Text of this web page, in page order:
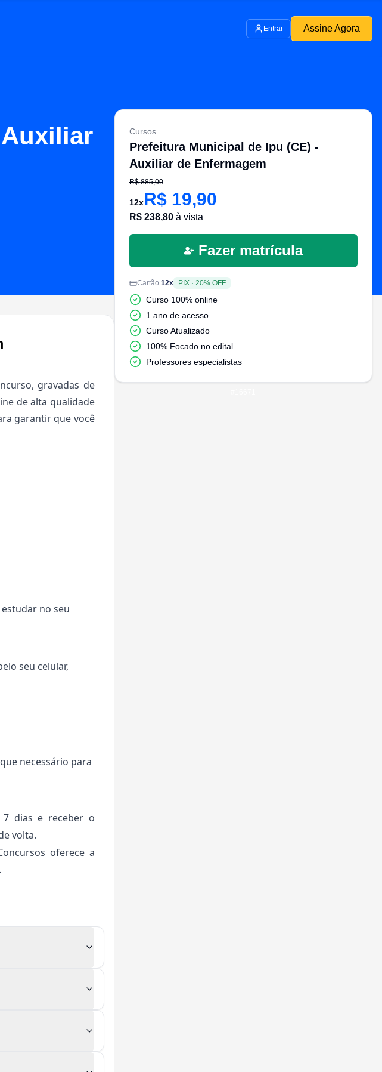
Entrar Assine Agora
gravadas de
de alta qualidade
garantir que você
no seu
seu celular,
necessário para
dias e receber o
volta.
oferece a
Cursos
Prefeitura Municipal de Ipu (CE) -
Auxiliar de Enfermagem
R$885,00
12xR$ 19,90
R$ 238,80à vista
Fazer matrícula
Cartão 12x PIX· 20% OFF
Curso 100% online
1 ano de acesso
Curso Atualizado
100% Focado no edital
Professores especialistas